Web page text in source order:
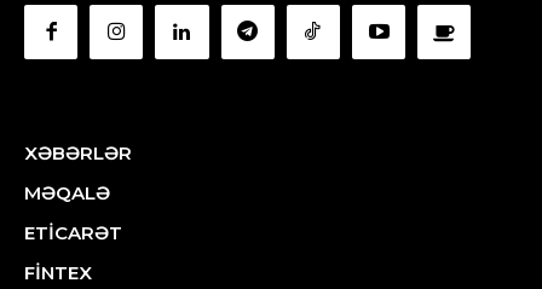
XƏBƏRLƏR
MƏQALƏ
ETİCARƏT
FİNTEX